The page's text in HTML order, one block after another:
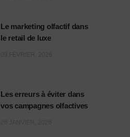
Le marketing olfactif dans
le retail de luxe
Les erreurs à éviter dans
vos campagnes olfactives